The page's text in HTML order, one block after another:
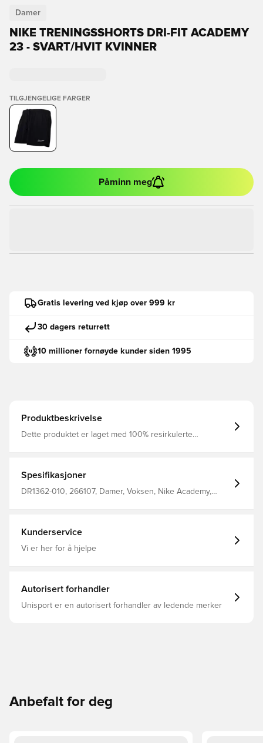
Damer
NIKE TRENINGSSHORTS DRI-FIT ACADEMY
23 - SVART/HVIT KVINNER
TILGJENGELIGE FARGER
Påminn meg
Gratis levering ved kjøp over 999 kr
30 dagers returrett
10 millioner fornøyde kunder siden 1995
Produktbeskrivelse
Dette produktet er laget med 100% resirkulerte
deg en perfekt passform Mesh striper legger til
pusteevne Laget av 100% polyester.
Spesifikasjoner
DR1362-010, 266107, Damer, Voksen, Nike Academy,
Kunderservice
Vi er her for å hjelpe
Autorisert forhandler
Unisport er en autorisert forhandler av ledende merker
Anbefalt for deg